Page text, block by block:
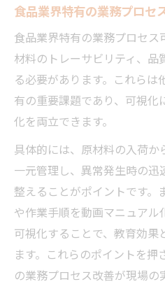
食品業界特有の業務プロセ
食品業界特有の業務プロセ
材料のトレーサビリティ、
る必要があります。これらは
有の重要課題であり、可視化
化を両立できます。
具体的には、原材料の入荷
一元管理し、異常発生時の
整えることがポイントです。
や作業手順を動画マニュア
可視化することで、教育効果
ます。これらのポイントを押
の業務プロセス改善が現場